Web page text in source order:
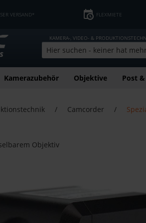
VERSAND* FLEXMIETE
KAMERA-, VIDEO- &
Kamerazubehör Objektive Post
/ Camcorder /
Objektiv